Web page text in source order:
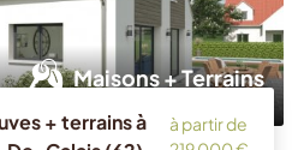
Maisons + Terrains
+ terrains à
à partir de